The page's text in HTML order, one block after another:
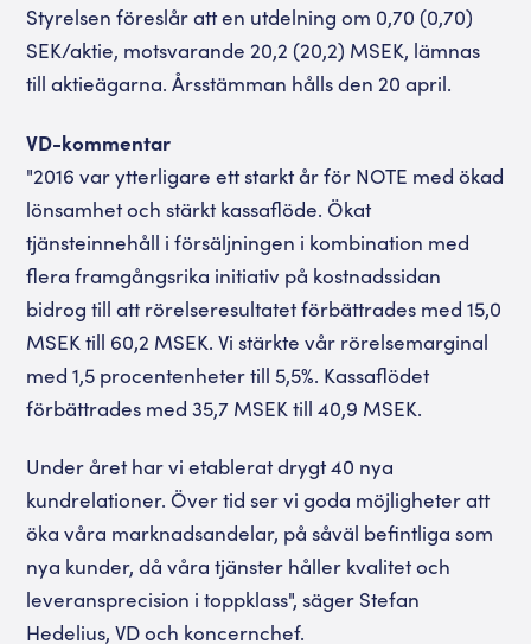
Styrelsen föreslår att en utdelning om 0,70 (0,70)
SEK/aktie, motsvarande 20,2 (20,2) MSEK, lämnas
till aktieägarna. Årsstämman hålls den 20 april.
VD-kommentar
"2016 var ytterligare ett starkt år för NOTE med ökad
lönsamhet och stärkt kassaflöde. Ökat
tjänsteinnehåll i försäljningen i kombination med
flera framgångsrika initiativ på kostnadssidan
bidrog till att rörelseresultatet förbättrades med 15,0
MSEK till 60,2 MSEK. Vi stärkte vår rörelsemarginal
med 1,5 procentenheter till 5,5%. Kassaflödet
förbättrades med 35,7 MSEK till 40,9 MSEK.
Under året har vi etablerat drygt 40 nya
kundrelationer. Över tid ser vi goda möjligheter att
öka våra marknadsandelar, på såväl befintliga som
nya kunder, då våra tjänster håller kvalitet och
leveransprecision i toppklass", säger Stefan
Hedelius, VD och koncernchef.